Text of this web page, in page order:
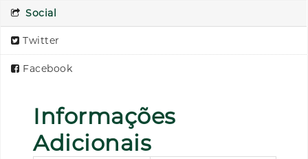
Social
Twitter
Facebook
Informações
Adicionais